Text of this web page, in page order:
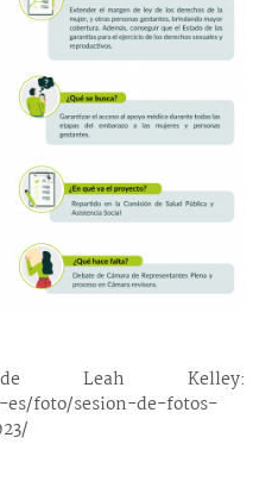
Leah Kelley:
foto/sesion-de-fotos-